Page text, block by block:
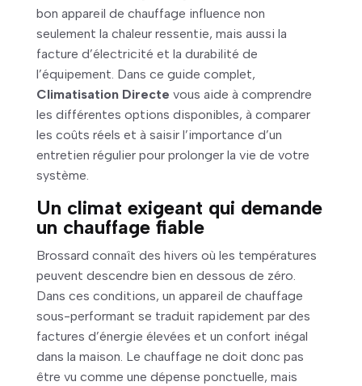
bon appareil de chauffage influence non
seulement la chaleur ressentie, mais aussi la
facture d’électricité et la durabilité de
l’équipement. Dans ce guide complet,
Climatisation Directe vous aide à comprendre
les différentes options disponibles, à comparer
les coûts réels et à saisir l’importance d’un
entretien régulier pour prolonger la vie de votre
système.
Un climat exigeant qui demande
un chauffage fiable
Brossard connaît des hivers où les températures
peuvent descendre bien en dessous de zéro.
Dans ces conditions, un appareil de chauffage
sous-performant se traduit rapidement par des
factures d’énergie élevées et un confort inégal
dans la maison. Le chauffage ne doit donc pas
être vu comme une dépense ponctuelle, mais